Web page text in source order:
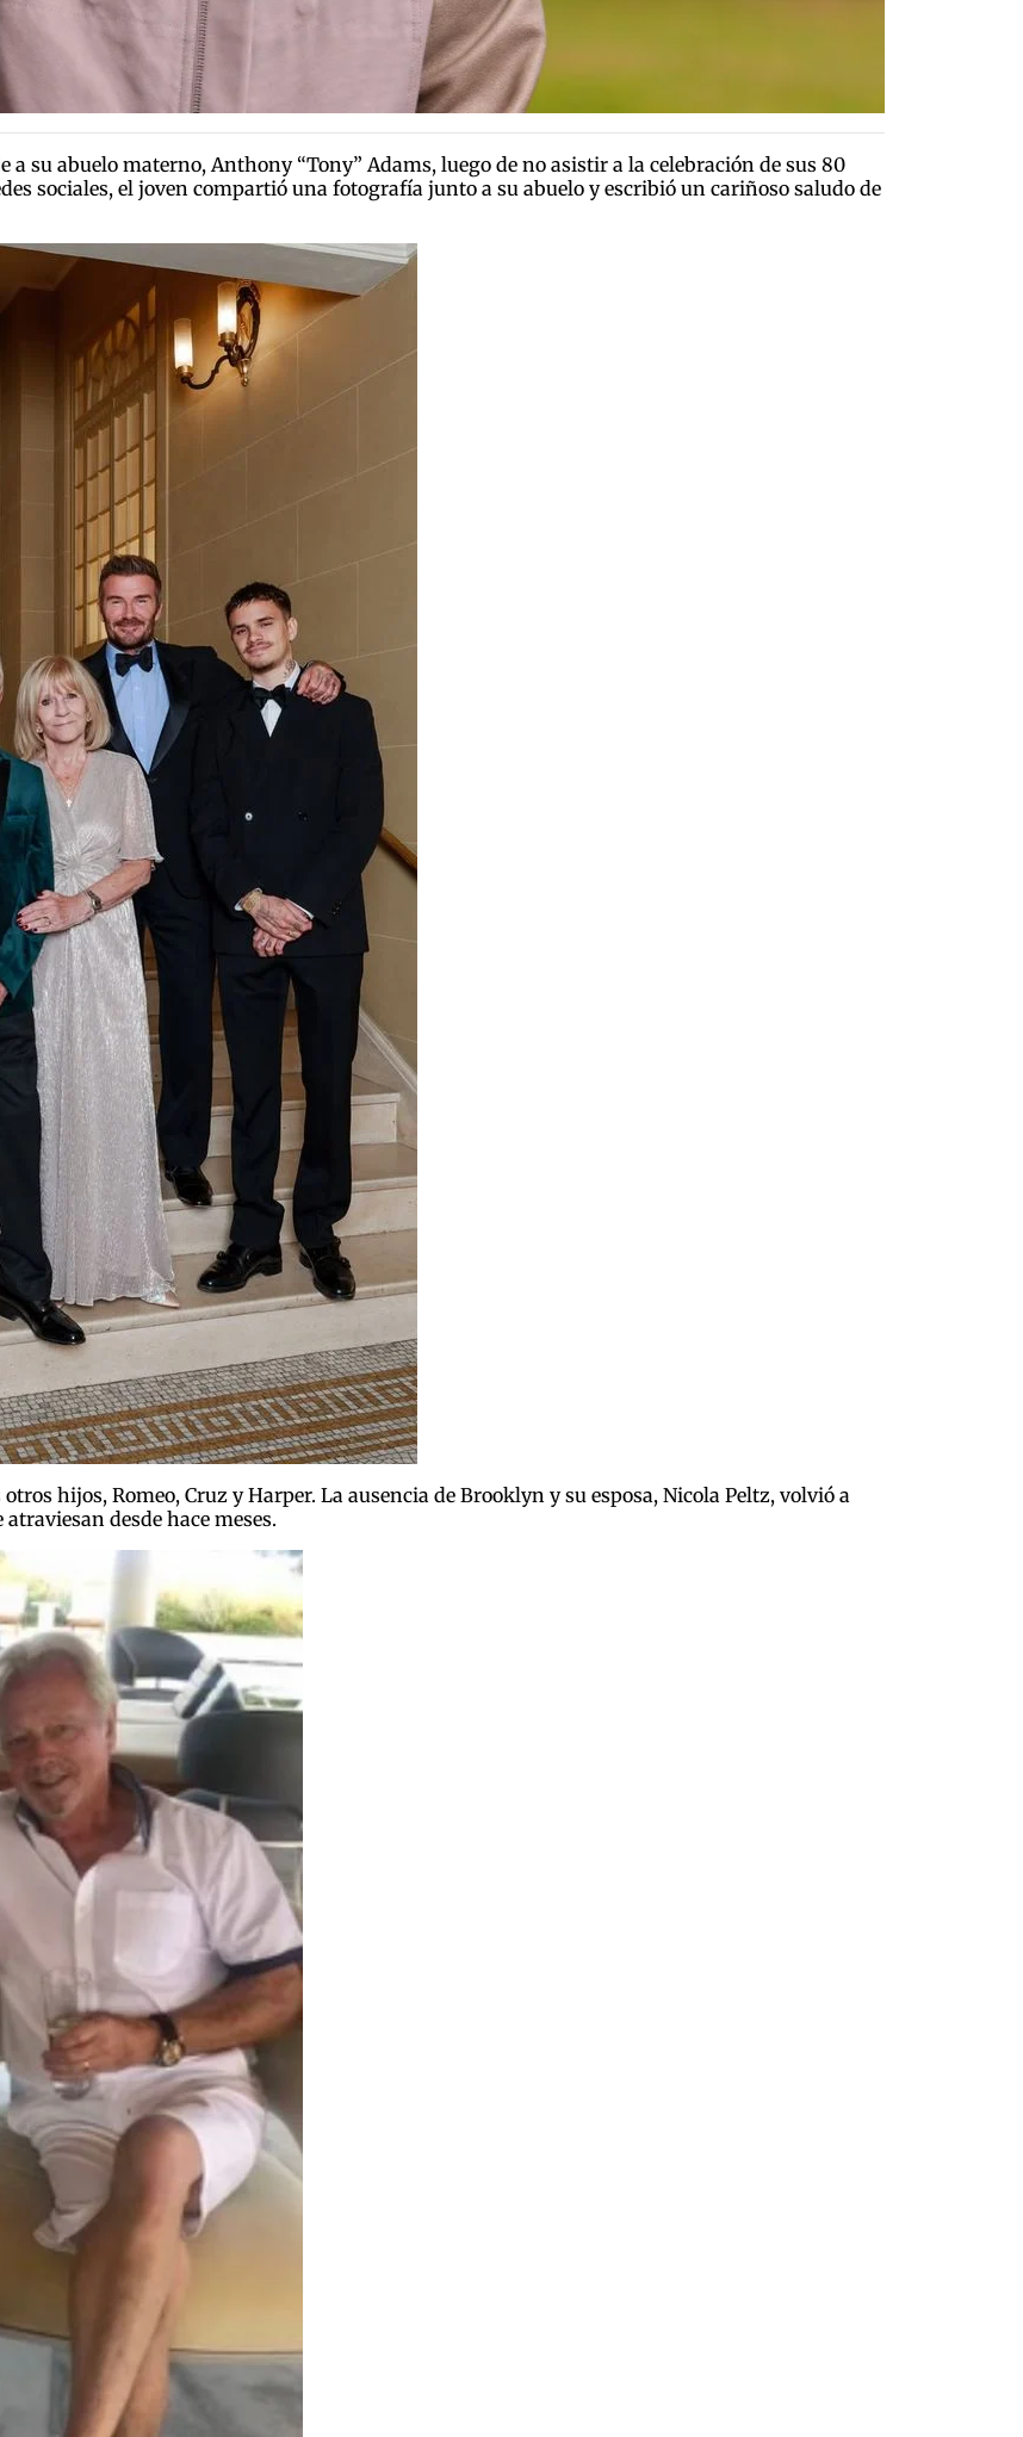
su abuelo materno, Anthony “Tony” Adams, luego de no asistir a la celebración de sus 80
sociales, el joven compartió una fotografía junto a su abuelo y escribió un cariñoso saludo de
hijos, Romeo, Cruz y Harper. La ausencia de Brooklyn y su esposa, Nicola Peltz, volvió a
desde hace meses.